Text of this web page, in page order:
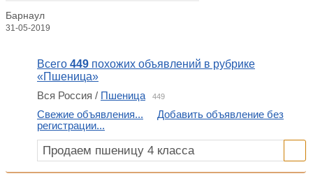
Барнаул
31-05-2019
Всего 449 похожих объявлений в рубрике
«Пшеница»
Вся Россия / Пшеница 449
Свежие объявления...
Добавить объявление без
регистрации...